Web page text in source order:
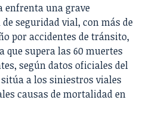
enfrenta una grave
seguridad vial, con más de
por accidentes de tránsito,
que supera las 60 muertes
según datos oficiales del
a los siniestros viales
causas de mortalidad en